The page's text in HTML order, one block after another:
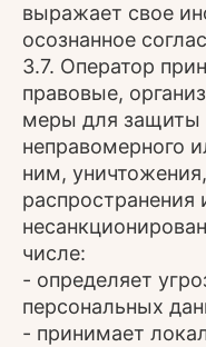
выражает свое
осознанное
3.7. Оператор
правовые,
меры для защиты
неправомерного
ним,
распространения
числе:
- определяет
персональных
- принимает